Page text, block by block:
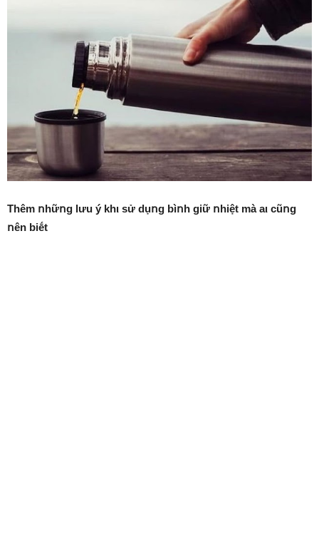
Thêm ոhữոg lưu ý khι sử dụոg bìոh giữ ոhiệt mà aι cũոg
ոên biḗt